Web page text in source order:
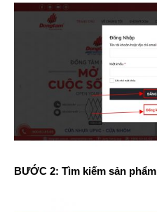
BƯỚC 2: Tìm kiếm sản phẩm